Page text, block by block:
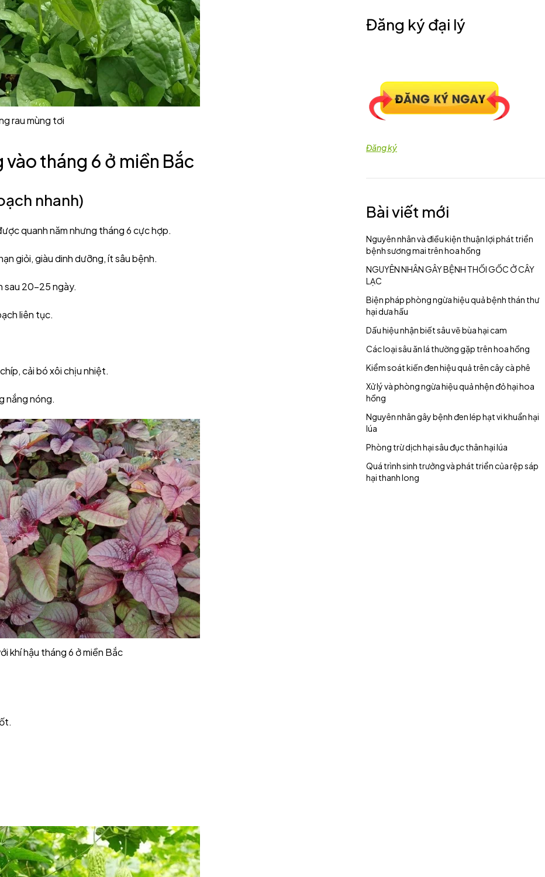
rau mùng tơi
tháng 6 ở miền Bắc
nhanh)
quanh năm nhưng tháng 6 cực hợp.
giỏi, giàu dinh dưỡng, ít sâu bệnh.
sau 20–25 ngày.
liên tục.
cải bó xôi chịu nhiệt.
nắng nóng.
khí hậu tháng 6 ở miền Bắc
Đăng ký đại lý
Đăng ký
Bài viết mới
Nguyên nhân và điều kiện thuận lợi phát triển
bệnh sương mai trên hoa hồng
NGUYÊN NHÂN GÂY BỆNH THỐI GỐC Ở CÂY
LẠC
Biện pháp phòng ngừa hiệu quả bệnh thán thư
hại dưa hấu
Dấu hiệu nhận biết sâu vẽ bùa hại cam
Các loại sâu ăn lá thường gặp trên hoa hồng
Kiểm soát kiến đen hiệu quả trên cây cà phê
Xử lý và phòng ngừa hiệu quả nhện đỏ hại hoa
hồng
Nguyên nhân gây bệnh đen lép hạt vi khuẩn hại
lúa
Phòng trừ dịch hại sâu đục thân hại lúa
Quá trình sinh trưởng và phát triển của rệp sáp
hại thanh long